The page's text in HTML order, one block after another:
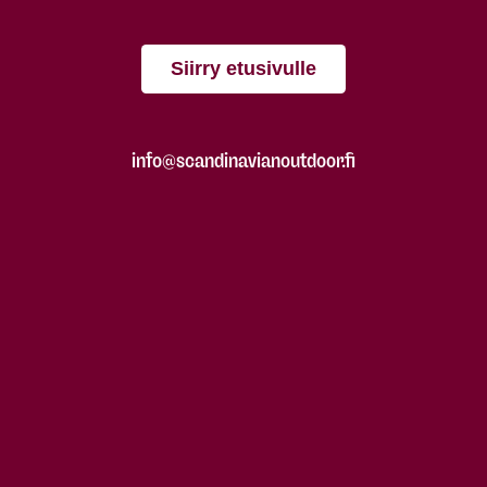
Siirry etusivulle
info@scandinavianoutdoor.fi